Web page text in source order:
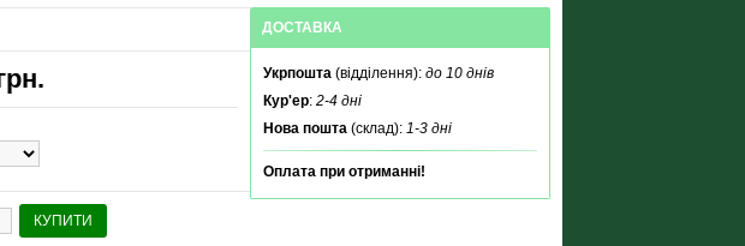
ДОСТАВКА
Укрпошта (відділення): до 10 днів
Кур'ер: 2-4 дні
Нова пошта (склад): 1-3 дні
Оплата при отриманні!
КУПИТИ